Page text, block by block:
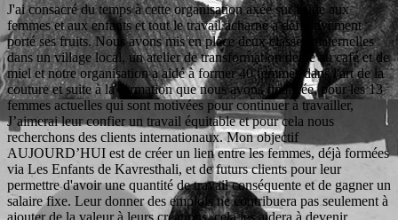
J'ai consacré du temps à cette organisation axée sur l'aide aux
femmes et aux enfants et tout le travail acharné a définitivement
porté ses fruits. Nous avons mis en place deux classes maternelles
dans un village local, un atelier de transformation dédié au café et de
miel et notre organisation a aidé à former 40 femmes dans l'art de la
couture et suite à la formation que nous avons financée, pour les 13
femmes actuelles qui sont motivées pour continuer à travailler,
J’aimerai leur confier un travail équitable et pour cela nous
recherchons des clients internationaux. Mon objectif
AUJOURD’HUI est de créer un lien entre les femmes, déjà formées
via Les Enfants de Kavresthali, et de futurs clients pour leur
permettre d'avoir une quantité de travail conséquente et de gagner un
salaire fixe. Leur donner des emplois ne contribuera pas seulement à
ajouter de la valeur à leurs créations, cela les aidera à devenir